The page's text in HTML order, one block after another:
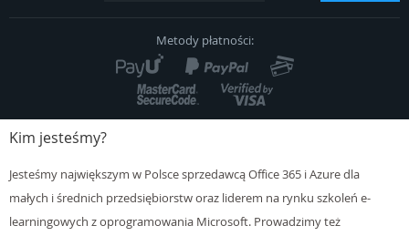
Kontakt
Metody płatności:
Kim jesteśmy?
Jesteśmy największym w Polsce sprzedawcą Office 365 i Azure dla
małych i średnich przedsiębiorstw oraz liderem na rynku szkoleń e-
learningowych z oprogramowania Microsoft. Prowadzimy też